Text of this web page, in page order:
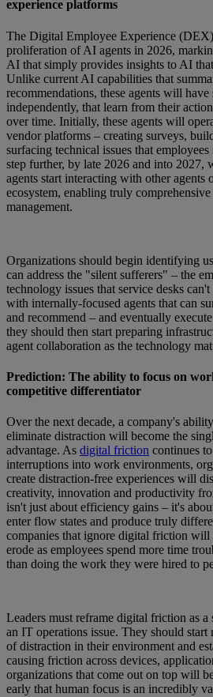
experience platforms
The Digital Employee Experience
proliferation of AI agents in 2026,
AI that simply provides insights to AI
Unlike current AI capabilities that
recommendations, these agents will
independently, that learn from their
over time. Initially, these agents will
vendor platforms – creating surveys,
surfacing technical issues that
step further, by late 2026 and into 2027,
agents start interacting with other agents
ecosystem, enabling truly
management.
Organizations should begin identifying
can address the "silent sufferers" – the
technology issues that service desks
with internally-focused agents that can
and recommend – and eventually
they should then start preparing
agent collaboration as the technology
Prediction: The ability to focus on
competitive differentiator
Over the next decade, a company's
eliminate distraction will become the
advantage. As digital friction continues
interruptions into work environments,
create distraction-free experiences will
creativity, innovation and productivity
isn't just about efficiency gains – it's
enter flow states and produce truly
companies that ignore digital friction will
erode as employees spend more time
than doing the work they were hired to
Leaders must reframe digital friction as
an IT operations issue. They should start
of distraction in their environment and
causing friction across devices,
organizations that come out on top will
early that human focus is an incredibly